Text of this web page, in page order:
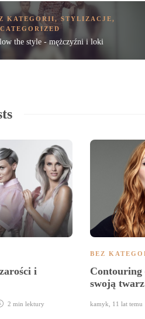
KATEGORII,STYLIZACJE,
the style - mężczyźni i loki
i
2 min lektury
BEZ
Contouring
swoją twarz
kamyk 11 lat temu